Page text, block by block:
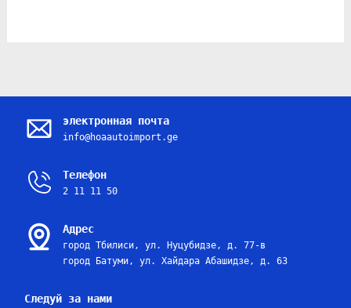
электронная почта
info@hoaautoimport.ge
Телефон
2 11 11 50
Адрес
город Тбилиси, ул. Нуцубидзе, д. 77-в
город Батуми, ул. Хайдара Абашидзе, д. 63
Следуй за нами